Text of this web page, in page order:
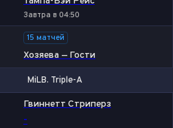
Завтра в 04:50
15 матчей
Хозяева — Гости
MiLB. Triple-A
Гвиннетт Стриперз
-